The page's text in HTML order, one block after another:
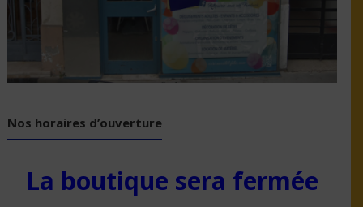
Nos horaires d’ouverture
La boutique sera fermée